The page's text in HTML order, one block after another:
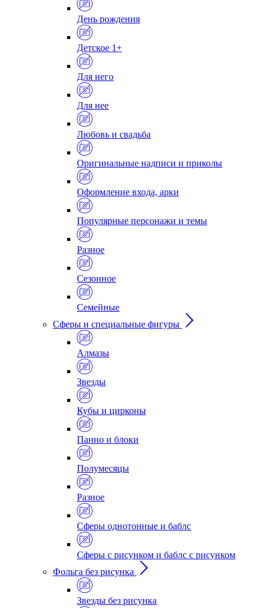
День рождения
Детское 1+
Для него
Для нее
Любовь и свадьба
Оригинальные надписи и приколы
Оформление входа, арки
Популярные персонажи и темы
Разное
Сезонное
Семейные
Сферы и специальные фигуры
Алмазы
Звезды
Кубы и цирконы
Панно и блоки
Полумесяцы
Разное
Сферы однотонные и баблс
Сферы с рисунком и баблс с рисунком
Фольга без рисунка
Звезды без рисунка